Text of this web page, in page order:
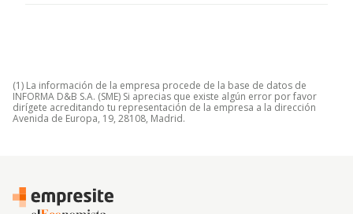
(1) La información de la empresa procede de la base de datos de
INFORMA D&B S.A. (SME) Si aprecias que existe algún error por favor
dirígete acreditando tu representación de la empresa a la dirección
Avenida de Europa, 19, 28108, Madrid.